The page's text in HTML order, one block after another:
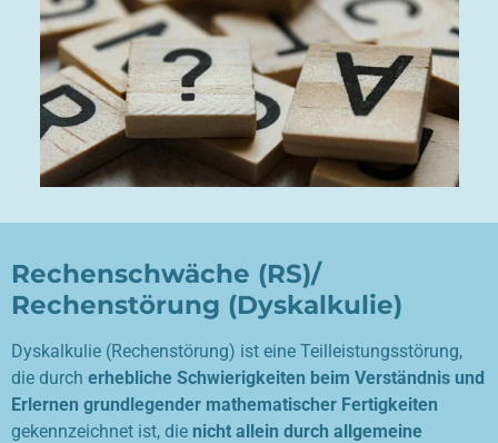
Rechenschwäche (RS)/
Rechenstörung (Dyskalkulie)
Dyskalkulie (Rechenstörung) ist eine Teilleistungsstörung,
die durch erhebliche Schwierigkeiten beim Verständnis und
Erlernen grundlegender mathematischer Fertigkeiten
gekennzeichnet ist, die nicht allein durch allgemeine